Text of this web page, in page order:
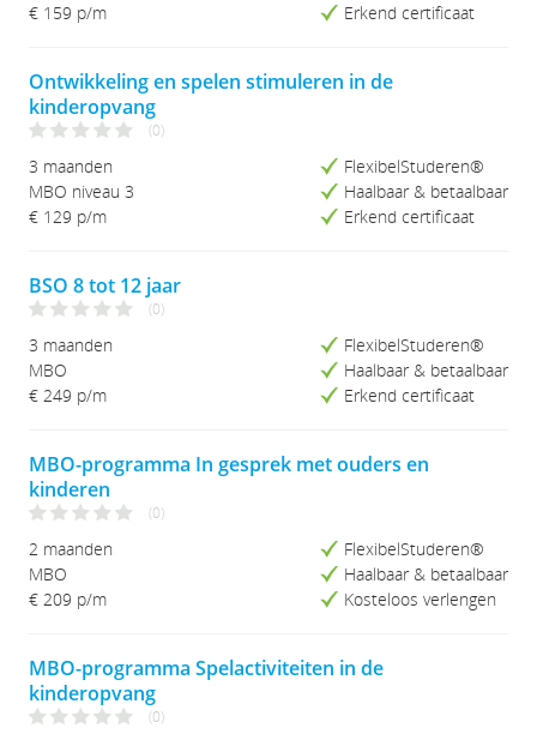
€ 159 p/m
Erkend certificaat
Ontwikkeling en spelen stimuleren in de
kinderopvang
(0)
3 maanden
MBO niveau 3
€ 129 p/m
FlexibelStuderen®
Haalbaar & betaalbaar
Erkend certificaat
BSO 8 tot 12 jaar
(0)
3 maanden
MBO
€ 249 p/m
FlexibelStuderen®
Haalbaar & betaalbaar
Erkend certificaat
MBO-programma In gesprek met ouders en
kinderen
(0)
2 maanden
MBO
€ 209 p/m
FlexibelStuderen®
Haalbaar & betaalbaar
Kosteloos verlengen
MBO-programma Spelactiviteiten in de
kinderopvang
(0)